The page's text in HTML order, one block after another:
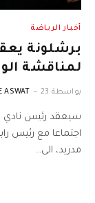
أخبار الرياضة
برشلونة
لمناقشة
بواسطة ASWAT 23 سبتمبر، 2024
سيعقد رئيس نادي
اجتماعا مع رئيس
مدريد، الى…